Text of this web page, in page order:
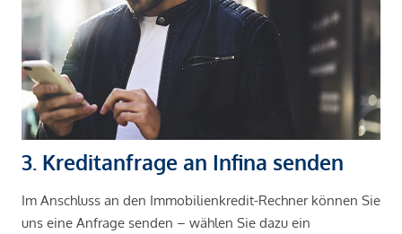
3. Kreditanfrage an Infina senden
Im Anschluss an den Immobilienkredit-Rechner können Sie
uns eine Anfrage senden – wählen Sie dazu ein